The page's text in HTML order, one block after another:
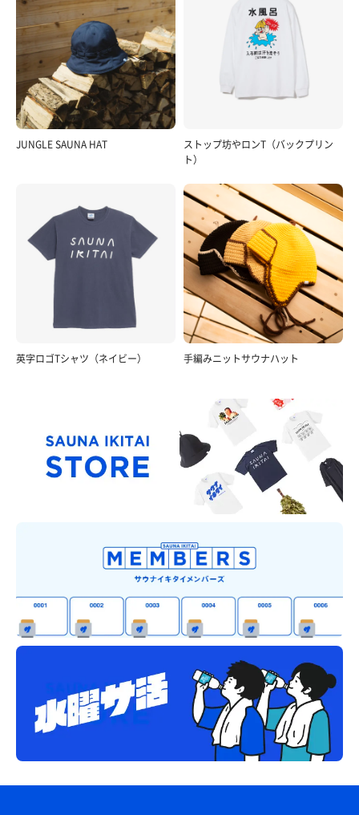
JUNGLE SAUNA HAT
ストップ坊やロンT（バックプリン
ト）
英字ロゴTシャツ（ネイビー） 手編みニットサウナハット